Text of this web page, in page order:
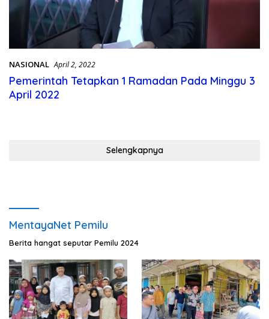
NASIONAL April 2, 2022
Pemerintah Tetapkan 1 Ramadan Pada Minggu 3
April 2022
Selengkapnya
MentayaNet Pemilu
Berita hangat seputar Pemilu 2024